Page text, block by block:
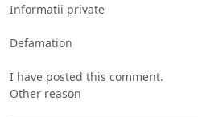
Informatii private
Defamation
I have posted this comment.
Other reason